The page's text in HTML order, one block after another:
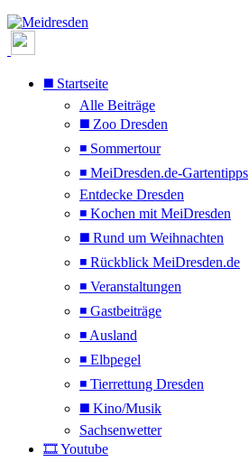
◼️ Startseite
Alle Beiträge
◼️ Zoo Dresden
◾ Sommertour
◾ MeiDresden.de-Gartentipps
Entdecke Dresden
◾ Kochen mit MeiDresden
◼️ Rund um Weihnachten
◾ Rückblick MeiDresden.de
◾ Veranstaltungen
◾ Gastbeiträge
◾ Ausland
◾ Elbpegel
◾ Tierrettung Dresden
◼️ Kino/Musik
Sachsenwetter
🎞️ Youtube